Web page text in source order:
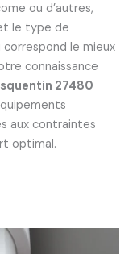
ou d’autres,
le type de
correspond le mieux
connaissance
27480
aux contraintes
optimal.